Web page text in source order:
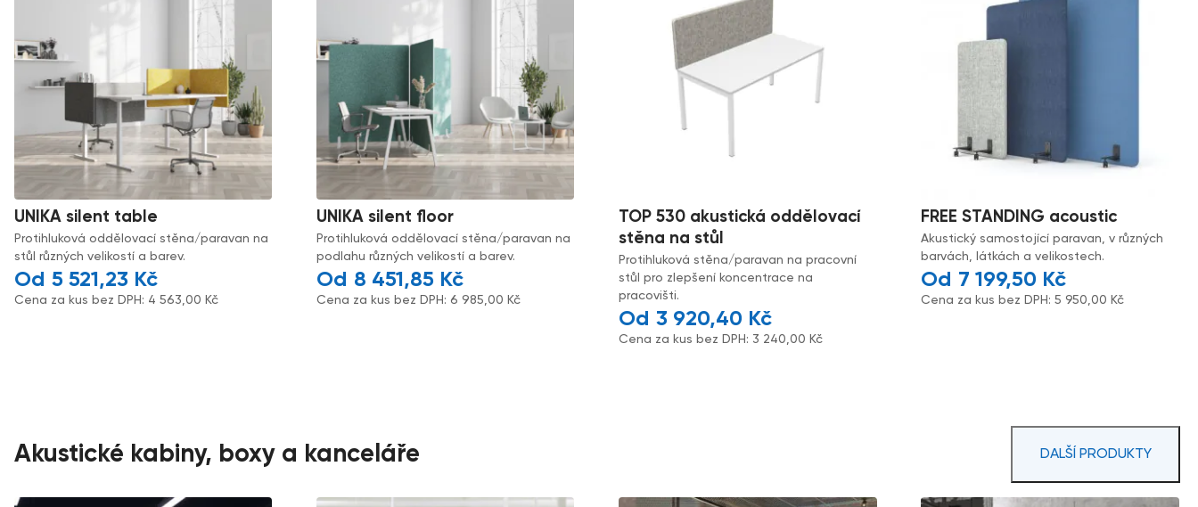
UNIKA silent table
Protihluková oddělovací stěna/paravan na
stůl různých velikostí a barev.
5 521,23 Kč
Cena za kus bez DPH: 4 563,00 Kč
UNIKA silent floor
Protihluková oddělovací stěna/paravan na
podlahu různých velikostí a barev.
8 451,85 Kč
Cena za kus bez DPH:6 985,00 Kč
TOP 530 akustická oddělovací
stěna na stůl
Protihluková stěna/paravan na pracovní
stůl pro zlepšení koncentrace na
pracovišti.
3 920,40 Kč
Cena za kus bez DPH: 3 240,00 Kč
FREE STANDING acoustic
Akustický samostojící paravan, v různých
barvách, látkách a velikostech.
7 199,50 Kč
Cena za kus bez DPH:5 950,00 Kč
Akustické kabiny, boxy a kanceláře DALŠÍ PRODUKTY